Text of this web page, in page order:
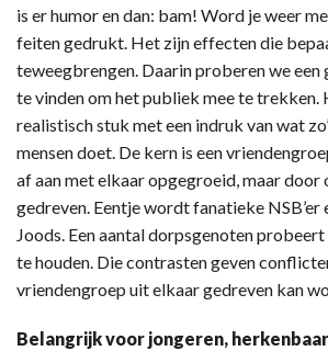
is er humor en dan: bam! Word je weer
feiten gedrukt. Het zijn effecten die
teweegbrengen. Daarin proberen we een
te vinden om het publiek mee te trekken.
realistisch stuk met een indruk van wat
mensen doet. De kern is een
af aan met elkaar opgegroeid, maar
gedreven. Eentje wordt fanatieke NSB’er
Joods. Een aantal dorpsgenoten
te houden. Die contrasten geven
vriendengroep uit elkaar gedreven kan
Belangrijk voor jongeren,